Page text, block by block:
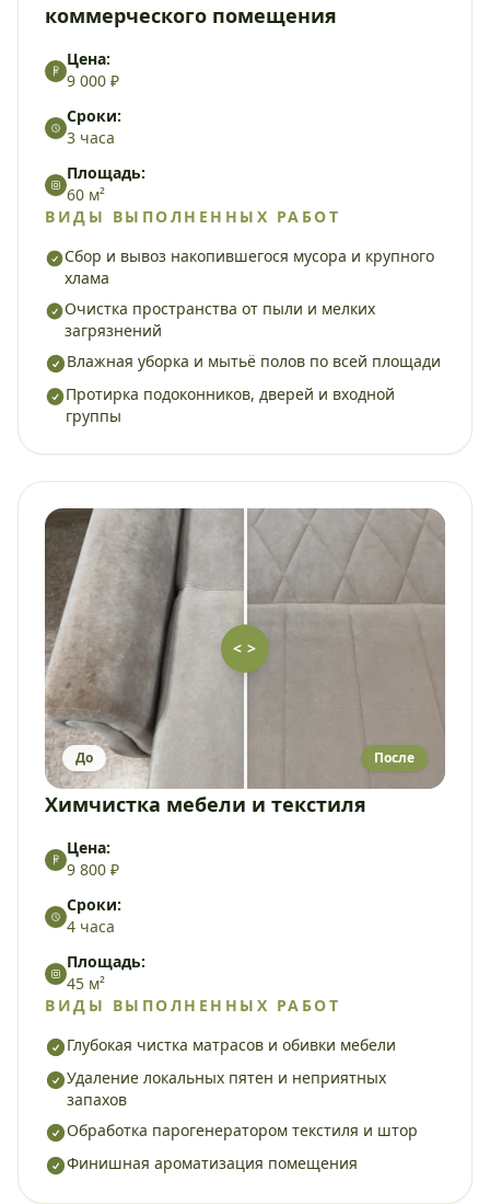
коммерческого помещения
Цена:
9 000 ₽
Сроки:
3 часа
Площадь:
60 м²
ВИДЫ ВЫПОЛНЕННЫХ РАБОТ
Сбор и вывоз накопившегося мусора и крупного
хлама
Очистка пространства от пыли и мелких
загрязнений
Влажная уборка и мытьё полов по всей площади
Протирка подоконников, дверей и входной
группы
< >
До После
Химчистка мебели и текстиля
Цена:
9 800 ₽
Сроки:
4 часа
Площадь:
45 м²
ВИДЫ ВЫПОЛНЕННЫХ РАБОТ
Глубокая чистка матрасов и обивки мебели
Удаление локальных пятен и неприятных
запахов
Обработка парогенератором текстиля и штор
Финишная ароматизация помещения